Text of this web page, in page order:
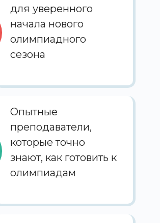
для уверенного
начала нового
олимпиадного
сезона
Опытные
преподаватели,
которые точно
знают, как готовить к
олимпиадам